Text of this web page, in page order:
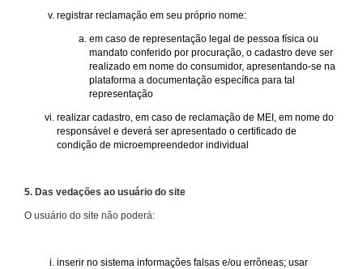
registrar reclamação em seu próprio nome:
em caso de representação legal de pessoa física ou
mandato conferido por procuração, o cadastro deve ser
realizado em nome do consumidor, apresentando-se na
plataforma a documentação específica para tal
representação
realizar cadastro, em caso de reclamação de MEI, em nome do
responsável e deverá ser apresentado o certificado de
condição de microempreendedor individual
5. Das vedações ao usuário do site
O usuário do site não poderá:
inserir no sistema informações falsas e/ou errôneas; usar